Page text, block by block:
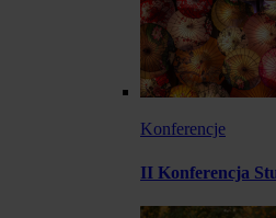
Konferencje
II Konferencja